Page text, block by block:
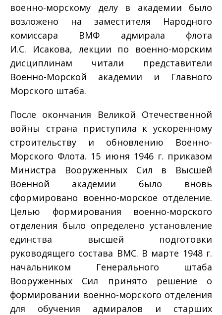
военно-морскому делу в академии было
возложено на заместителя Народного
комиссара ВМФ адмирала флота
И.С. Исакова, лекции по военно-морским
дисциплинам читали представители
Военно-Морской академии и Главного
Морского штаба.
После окончания Великой Отечественной
войны страна приступила к ускоренному
строительству и обновлению Военно-
Морского Флота. 15 июня 1946 г. приказом
Министра Вооруженных Сил в Высшей
Военной академии было вновь
сформировано военно-морское отделение.
Целью формирования военно-морского
отделения было определено установление
единства высшей подготовки
руководящего состава ВМС. В марте 1948 г.
начальником Генерального штаба
Вооруженных Сил принято решение о
формировании военно-морского отделения
для обучения адмиралов и старших